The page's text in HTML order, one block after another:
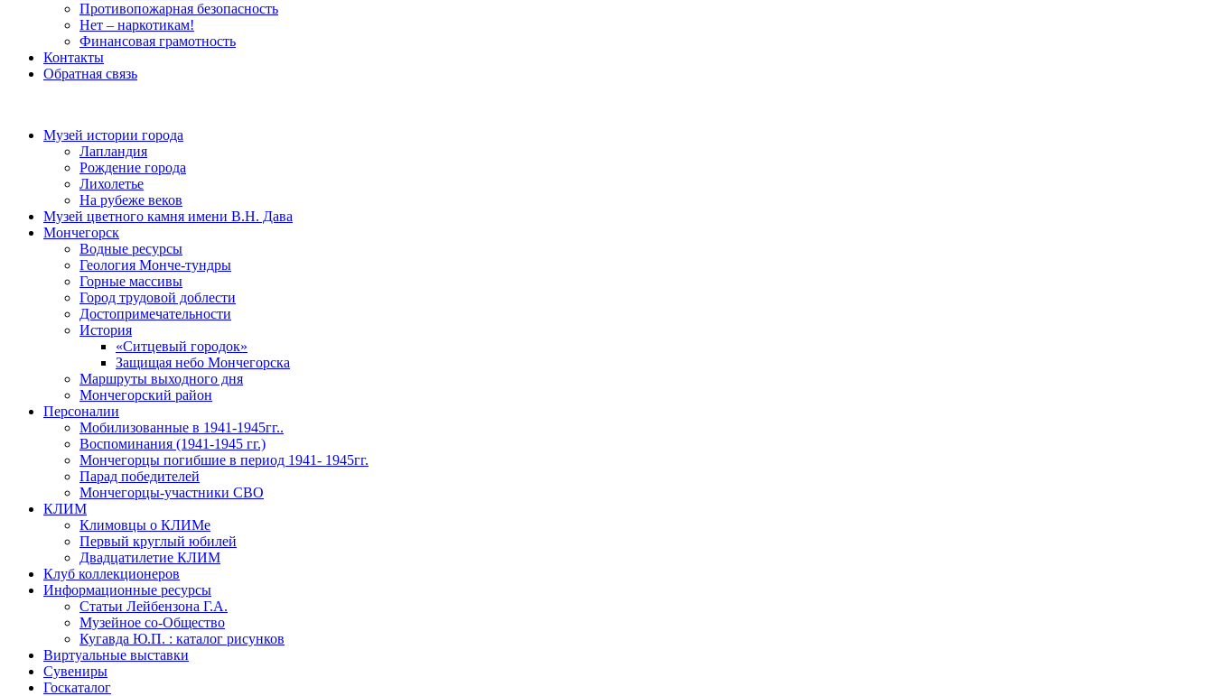
Противопожарная безопасность
Нет – наркотикам!
Финансовая грамотность
Контакты
Обратная связь
Музей истории города
Лапландия
Рождение города
Лихолетье
На рубеже веков
Музей цветного камня имени В.Н. Дава
Мончегорск
Водные ресурсы
Геология Монче-тундры
Горные массивы
Город трудовой доблести
Достопримечательности
История
«Ситцевый городок»
Защищая небо Мончегорска
Маршруты выходного дня
Мончегорский район
Персоналии
Мобилизованные в 1941-1945гг..
Воспоминания (1941-1945 гг.)
Мончегорцы погибшие в период 1941- 1945гг.
Парад победителей
Мончегорцы-участники СВО
КЛИМ
Климовцы о КЛИМе
Первый круглый юбилей
Двадцатилетие КЛИМ
Клуб коллекционеров
Информационные ресурсы
Статьи Лейбензона Г.А.
Музейное со-Общество
Кугавда Ю.П. : каталог рисунков
Виртуальные выставки
Сувениры
Госкаталог